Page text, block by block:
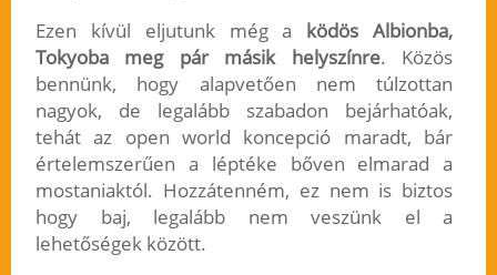
Ezen kívül eljutunk még a ködös Albionba,
Tokyoba meg pár másik helyszínre. Közös
bennünk, hogy alapvetően nem túlzottan
nagyok, de legalább szabadon bejárhatóak,
tehát az open world koncepció maradt, bár
értelemszerűen a léptéke bőven elmarad a
mostaniaktól. Hozzátenném, ez nem is biztos
hogy baj, legalább nem veszünk el a
lehetőségek között.